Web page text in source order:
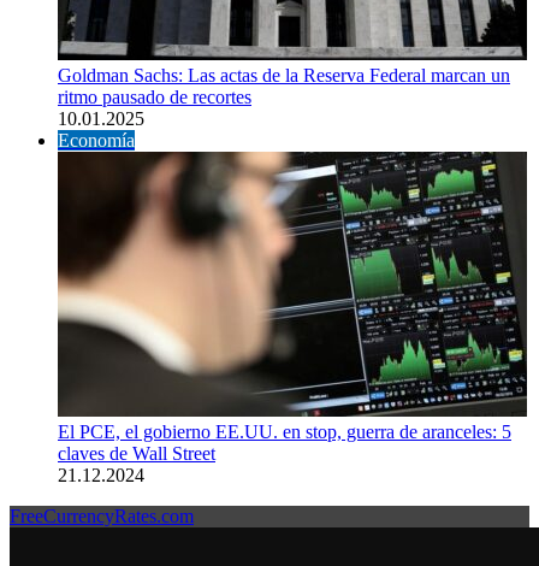
Goldman Sachs: Las actas de la Reserva Federal marcan un
ritmo pausado de recortes
10.01.2025
Economía
El PCE, el gobierno EE.UU. en stop, guerra de aranceles: 5
claves de Wall Street
21.12.2024
FreeCurrencyRates.com